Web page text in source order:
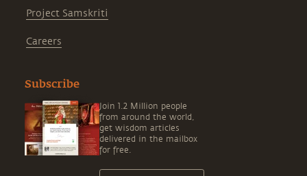
Project Samskriti
Careers
Subscribe
Join 1.2 Million people
from around the world,
get wisdom articles
delivered in the mailbox
for free.